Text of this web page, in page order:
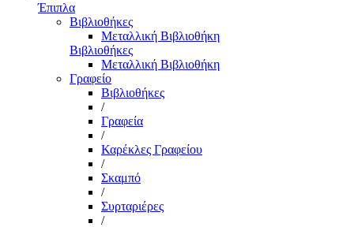
Έπιπλα
Βιβλιοθήκες
Μεταλλική Βιβλιοθήκη
Βιβλιοθήκες
Μεταλλική Βιβλιοθήκη
Γραφείο
Βιβλιοθήκες
/
Γραφεία
/
Καρέκλες Γραφείου
/
Σκαμπό
/
Συρταριέρες
/